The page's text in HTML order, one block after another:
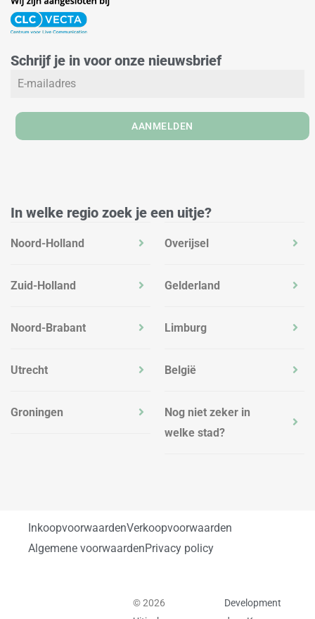
n
k
d
i
s
t
g
r
m
o
Schrijf je in voor onze nieuwsbrief
AANMELDEN
In welke regio zoek je een uitje?
Noord-Holland
Zuid-Holland
Noord-Brabant
Utrecht
Groningen
Overijsel
Gelderland
Limburg
België
Nog niet zeker in
welke stad?
InkoopvoorwaardenVerkoopvoorwaarden
Algemene voorwaardenPrivacy policy
© 2026
Development